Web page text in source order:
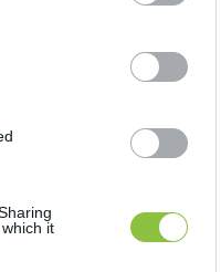
it
– Balla Szilárd